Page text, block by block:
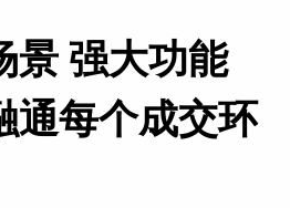
景 强大功能
通每个成交环